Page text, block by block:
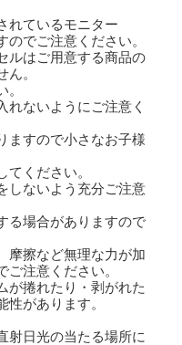
れているモニター
でご注意ください。
ルはご用意する商品の
。
。
れないようにご注意く
ますので小さなお子様
てください。
しないよう充分ご注意
る場合がありますので
摩擦など無理な力が加
注意ください。
が捲れたり・剥がれた
があります。
射日光の当たる場所に